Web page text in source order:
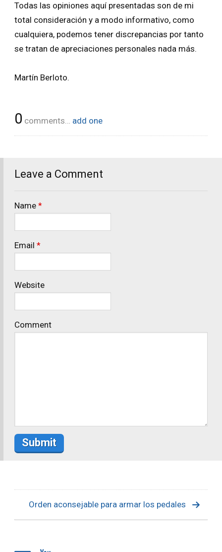
Todas las opiniones aquí presentadas son de mi
total consideración y a modo informativo, como
cualquiera, podemos tener discrepancias por tanto
se tratan de apreciaciones personales nada más.
Martín Berloto.
0 comments… add one
Leave a Comment
Name *
Email *
Website
Comment
Orden aconsejable para armar los pedales